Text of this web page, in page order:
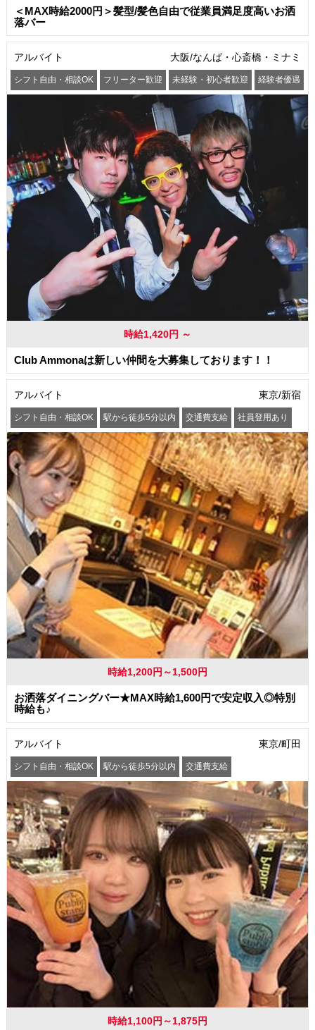
＜MAX時給2000円＞髪型/髪色自由で従業員満足度高いお洒
落バー
アルバイト 大阪/なんば・心斎橋・ミナミ
シフト自由・相談OK フリーター歓迎 未経験・初心者歓迎 経験者優遇
時給1,420円 ～
Club Ammonaは新しい仲間を大募集しております！！
アルバイト 東京/新宿
シフト自由・相談OK 駅から徒歩5分以内 交通費支給 社員登用あり
時給1,200円～1,500円
お洒落ダイニングバー★MAX時給1,600円で安定収入◎特別
時給も♪
アルバイト 東京/町田
シフト自由・相談OK 駅から徒歩5分以内 交通費支給
時給1,100円～1,875円